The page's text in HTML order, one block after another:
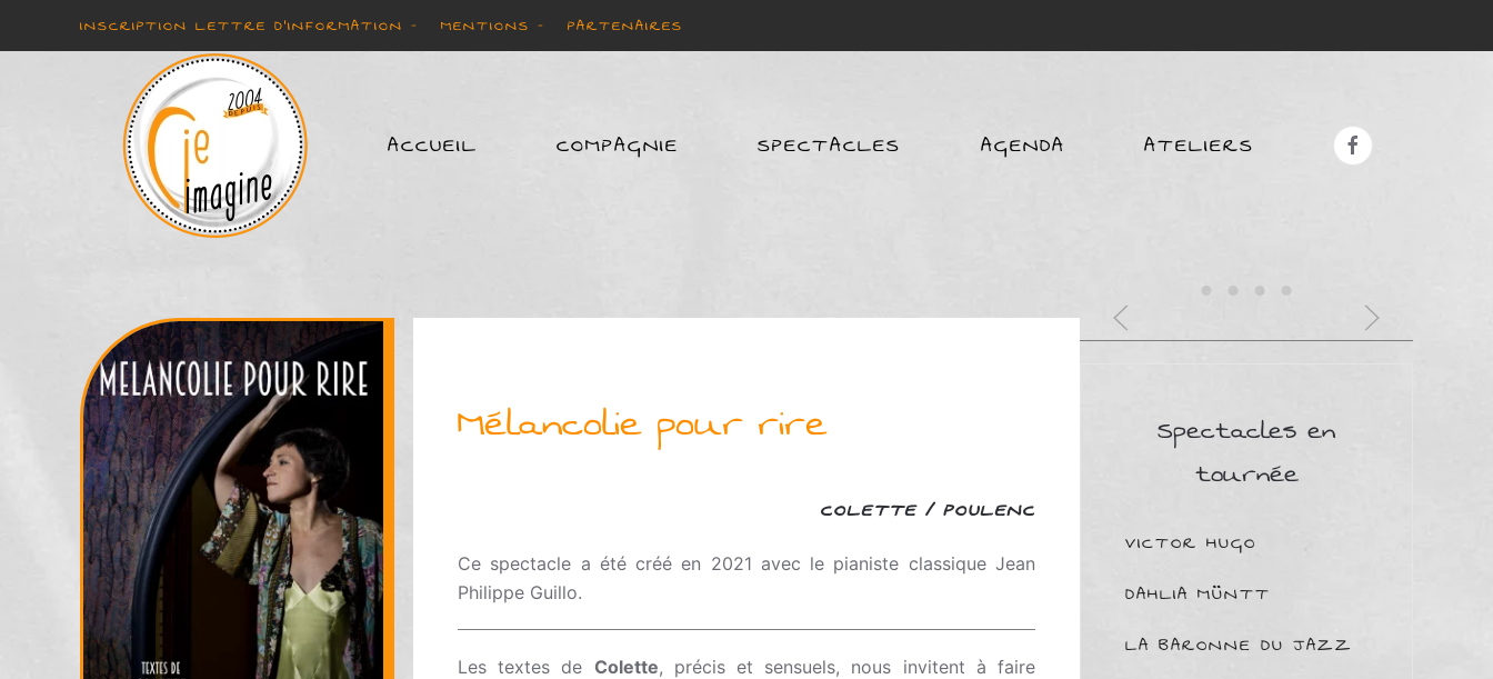
Accéder au contenu principal
INSCRIPTION LETTRE D'INFORMATION - MENTIONS - PARTENAIRES
ACCUEIL COMPAGNIE SPECTACLES AGENDA ATELIERS
Mélancolie pour rire
COLETTE / POULENC
Ce spectacle a été créé en 2021 avec le pianiste classique Jean
Philippe Guillo.
Les textes de Colette, précis et sensuels, nous invitent à faire
Spectacles en
tournée
VICTOR HUGO
DAHLIA MÜNTT
LA BARONNE DU JAZZ